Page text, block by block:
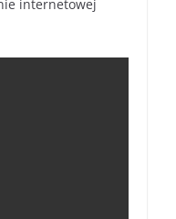
internetowej